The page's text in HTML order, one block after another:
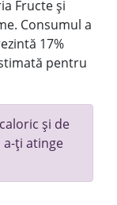
Fructe și
Consumul a
17%
pentru
și de
a-ți atinge